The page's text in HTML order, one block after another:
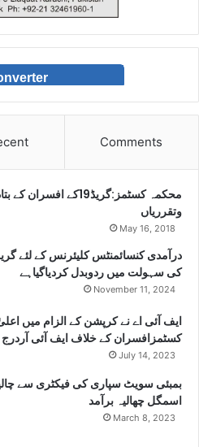
Comments
محکمہ کسٹمز:گریڈ19کے افسران کے
وتقرریاں
May 16, 2018
درآمدی کنسائمنٹس کلیئرنس کے لئے
کی سہولت میں ردوبدل کردیاگیاہے
November 11, 2024
ایف آئی اے نے کرپشن کے الزام میں
کسٹمزافسران کے خلاف ایف آئی
July 14, 2023
بمبئی سویٹ سپاری کی فیکٹری سے
اسمگل چھالیہ برآمد
March 8, 2023